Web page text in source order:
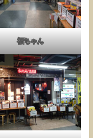
福ちゃん